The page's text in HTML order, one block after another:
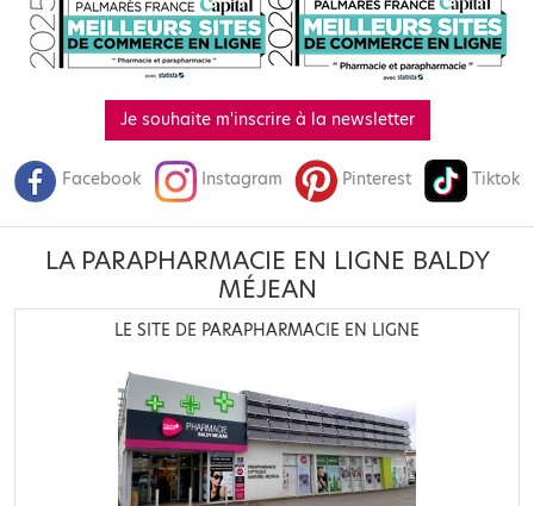
Je souhaite m'inscrire à la newsletter
Facebook Instagram Pinterest Tiktok
LA PARAPHARMACIE EN LIGNE BALDY
MÉJEAN
LE SITE DE PARAPHARMACIE EN LIGNE